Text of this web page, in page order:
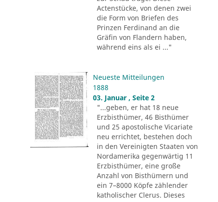
Actenstücke, von denen zwei
die Form von Briefen des
Prinzen Ferdinand an die
Gräfin von Flandern haben,
während eins als ei ..."
Neueste Mitteilungen
1888
03. Januar , Seite 2
"...geben, er hat 18 neue
Erzbisthümer, 46 Bisthümer
und 25 apostolische Vicariate
neu errichtet, bestehen doch
in den Vereinigten Staaten von
Nordamerika gegenwärtig 11
Erzbisthümer, eine große
Anzahl von Bisthümern und
ein 7–8000 Köpfe zählender
katholischer Clerus. Dieses